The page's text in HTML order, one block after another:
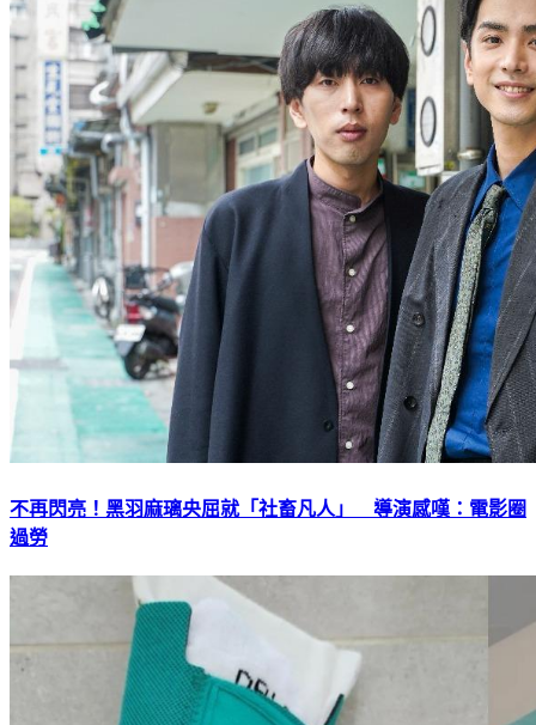
不再閃亮！黑羽麻璃央屈就「社畜凡人」 導演感嘆：電影圈
過勞